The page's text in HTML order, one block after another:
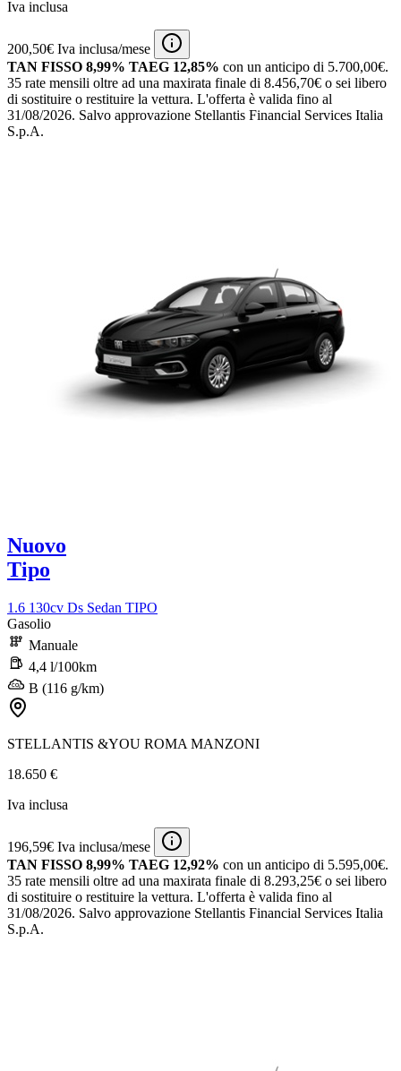
Iva inclusa
200,50€ Iva inclusa/mese
TAN FISSO 8,99% TAEG 12,85% con un anticipo di 5.700,00€.
35 rate mensili oltre ad una maxirata finale di 8.456,70€ o sei libero
di sostituire o restituire la vettura. L'offerta è valida fino al
31/08/2026. Salvo approvazione Stellantis Financial Services Italia
S.p.A.
Nuovo
Tipo
1.6 130cv Ds Sedan TIPO
Gasolio
Manuale
4,4 l/100km
B (116 g/km)
STELLANTIS &YOU ROMA MANZONI
18.650 €
Iva inclusa
196,59€ Iva inclusa/mese
TAN FISSO 8,99% TAEG 12,92% con un anticipo di 5.595,00€.
35 rate mensili oltre ad una maxirata finale di 8.293,25€ o sei libero
di sostituire o restituire la vettura. L'offerta è valida fino al
31/08/2026. Salvo approvazione Stellantis Financial Services Italia
S.p.A.